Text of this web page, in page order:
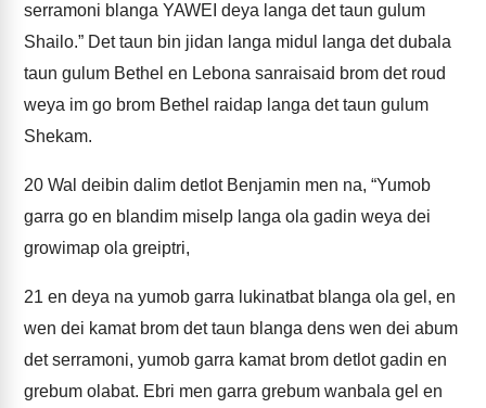
serramoni blanga YAWEI deya langa det taun gulum
Shailo.” Det taun bin jidan langa midul langa det dubala
taun gulum Bethel en Lebona sanraisaid brom det roud
weya im go brom Bethel raidap langa det taun gulum
Shekam.
20 Wal deibin dalim detlot Benjamin men na, “Yumob
garra go en blandim miselp langa ola gadin weya dei
growimap ola greiptri,
21 en deya na yumob garra lukinatbat blanga ola gel, en
wen dei kamat brom det taun blanga dens wen dei abum
det serramoni, yumob garra kamat brom detlot gadin en
grebum olabat. Ebri men garra grebum wanbala gel en